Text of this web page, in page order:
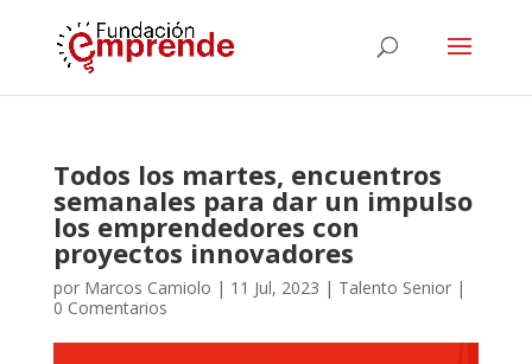
Todos los martes, encuentros
semanales para dar un impulso
los emprendedores con
proyectos innovadores
por Marcos Camiolo | 11 Jul, 2023 | Talento Senior|
0 Comentarios